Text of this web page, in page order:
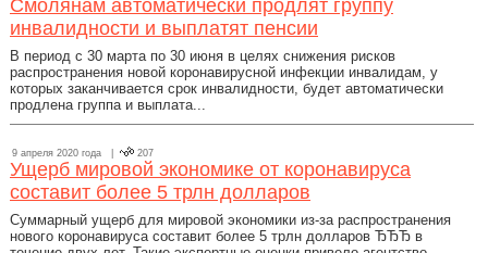
Смолянам автоматически продлят группу
инвалидности и выплатят пенсии
В период с 30 марта по 30 июня в целях снижения рисков
распространения новой коронавирусной инфекции инвалидам, у
которых заканчивается срок инвалидности, будет автоматически
продлена группа и выплата...
9 апреля 2020 года | 207
Ущерб мировой экономике от коронавируса
составит более 5 трлн долларов
Суммарный ущерб для мировой экономики из-за распространения
нового коронавируса составит более 5 трлн долларов ЂЂЂ в